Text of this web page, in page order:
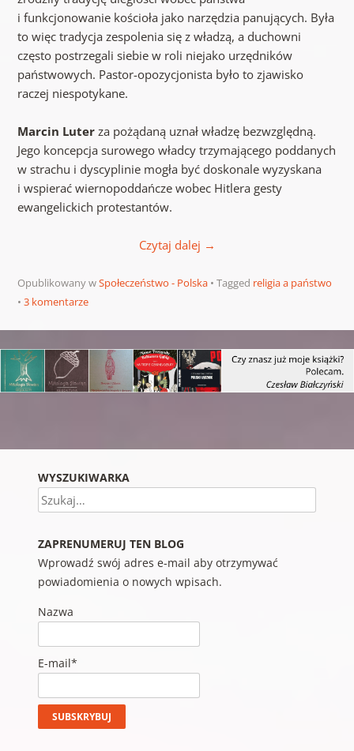
i funkcjonowanie kościoła jako narzędzia panujących. Była
to więc tradycja zespolenia się z władzą, a duchowni
często postrzegali siebie w roli niejako urzędników
państwowych. Pastor-opozycjonista było to zjawisko
raczej niespotykane.
Marcin Luterza pożądaną uznał władzę bezwzględną.
Jego koncepcja surowego władcy trzymającego poddanych
w strachu i dyscyplinie mogła być doskonale wyzyskana
i wspierać wiernopoddańcze wobec Hitlera gesty
ewangelickich protestantów.
Czytaj dalej →
Opublikowany wSpołeczeństwo - Polska Tagged religia a państwo
3 komentarze
WYSZUKIWARKA
Szukaj
ZAPRENUMERUJ TEN BLOG
Wprowadź swój adres e-mail aby otrzymywać
powiadomienia o nowych wpisach.
Nazwa
E-mail*